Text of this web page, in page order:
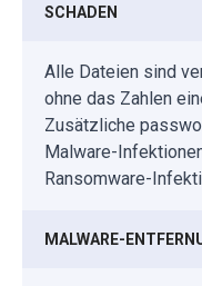
SCHADEN
Alle Dateien sind
ohne das Zahlen
Zusätzliche
Malware-
Ransomware-
MALWARE-